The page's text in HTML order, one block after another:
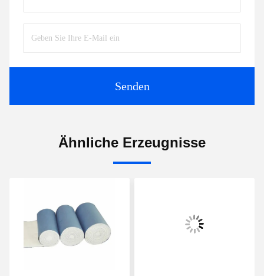
Senden
Ähnliche Erzeugnisse